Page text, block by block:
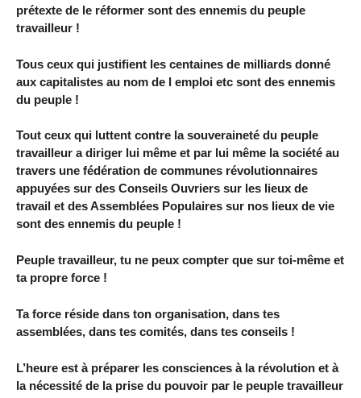
prétexte de le réformer sont des ennemis du peuple
travailleur !
Tous ceux qui justifient les centaines de milliards donné
aux capitalistes au nom de l emploi etc sont des ennemis
du peuple !
Tout ceux qui luttent contre la souveraineté du peuple
travailleur a diriger lui même et par lui même la société au
travers une fédération de communes révolutionnaires
appuyées sur des Conseils Ouvriers sur les lieux de
travail et des Assemblées Populaires sur nos lieux de vie
sont des ennemis du peuple !
Peuple travailleur, tu ne peux compter que sur toi-même et
ta propre force !
Ta force réside dans ton organisation, dans tes
assemblées, dans tes comités, dans tes conseils !
L’heure est à préparer les consciences à la révolution et à
la nécessité de la prise du pouvoir par le peuple travailleur